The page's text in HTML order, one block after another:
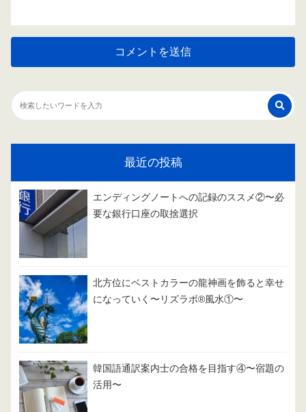
最近の投稿
エンディングノートへの記録のススメ②〜必
要な銀行口座の取捨選択
北方位にベストカラーの龍神画を飾ると幸せ
になっていく〜リズラボ®️風水①〜
韓国語通訳案内士の合格を目指す④〜宿題の
活用〜